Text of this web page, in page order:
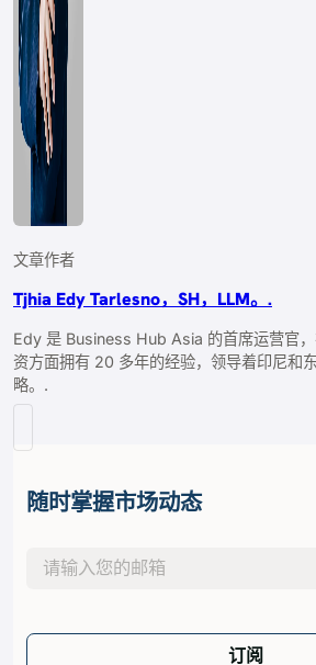
文章作者
Tjhia Edy Tarlesno，SH，LLM。.
Edy 是 Business Hub Asia 的首席运营官
资方面拥有 20 多年的经验，领导着印尼和
略。.
随时掌握市场动态
订阅